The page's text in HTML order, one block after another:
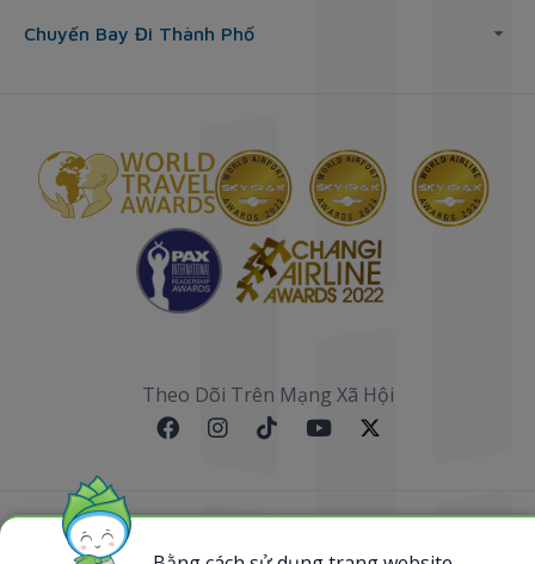
Chuyến Bay Đi Thành Phố
Theo Dõi Trên Mạng Xã Hội
Sơ đồ website